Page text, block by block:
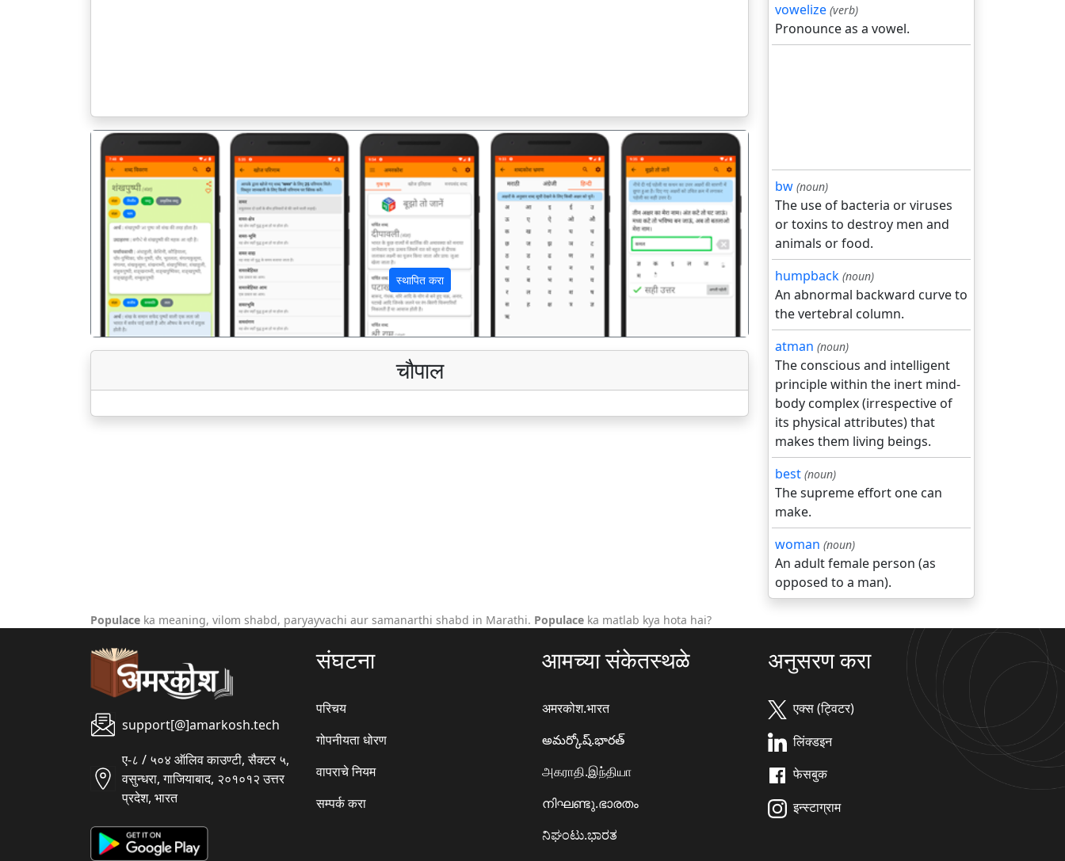
स्थापित करा
पिछला अगला
चौपाल
vowelize (verb)
Pronounce as a vowel.
bw (noun)
The use of bacteria or viruses
or toxins to destroy men and
animals or food.
humpback (noun)
An abnormal backward curve to
the vertebral column.
atman (noun)
The conscious and intelligent
principle within the inert mind-
body complex (irrespective of
its physical attributes) that
makes them living beings.
best (noun)
The supreme effort one can
make.
woman (noun)
An adult female person (as
opposed to a man).
Populace ka meaning, vilom shabd, paryayvachi aur samanarthi shabd in Marathi. Populace ka matlab kya hota hai?
support[@]amarkosh.tech
ए-८ / ५०४ ऑलिव काउण्टी, सैक्टर ५,
वसुन्धरा, गाजियाबाद, २०१०१२ उत्तर
प्रदेश, भारत
संघटना
परिचय
गोपनीयता धोरण
वापराचे नियम
सम्पर्क करा
आमच्या संकेतस्थळे
अमरकोश.भारत
అమర్కోష్.భారత్
அகராதி.இந்தியா
നിഘണ്ടു.ഭാരതം
ನಿಘಂಟು.ಭಾರತ
अनुसरण करा
एक्स (ट्विटर)
लिंक्डइन
फेसबुक
इन्स्टाग्राम